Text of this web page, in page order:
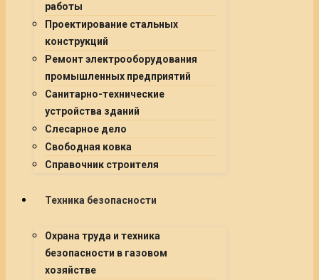
работы
Проектирование стальных
конструкций
Ремонт электрооборудования
промышленных предприятий
Санитарно-технические
устройства зданий
Слесарное дело
Свободная ковка
Справочник строителя
Техника безопасности
Охрана труда и техника
безопасности в газовом
хозяйстве